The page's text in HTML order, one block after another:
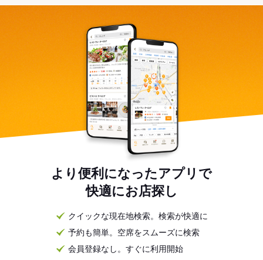
より便利になったアプリで
快適にお店探し
クイックな現在地検索。検索が快適に
予約も簡単。空席をスムーズに検索
会員登録なし。すぐに利用開始